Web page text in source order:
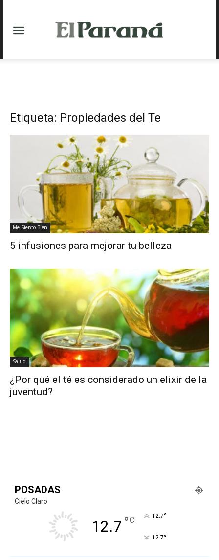
Etiqueta: Propiedades del Te
Me Siento Bien
5 infusiones para mejorar tu belleza
Salud
¿Por qué el té es considerado un elixir de la
juventud?
POSADAS
Cielo Claro
12.7 °C 12.7°
12.7°